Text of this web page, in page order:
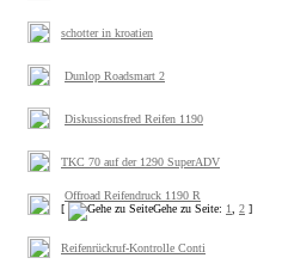
schotter in kroatien
Dunlop Roadsmart 2
Diskussionsfred Reifen 1190
TKC 70 auf der 1290 SuperADV
Offroad Reifendruck 1190 R
[
Gehe zu Seite: 1 2 ]
Reifenrückruf-Kontrolle Conti